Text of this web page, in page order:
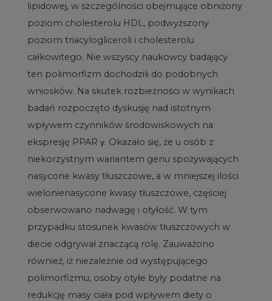
lipidowej, w szczególności obejmujące obniżony
poziom cholesterolu HDL, podwyższony
poziom triacylogliceroli i cholesterolu
całkowitego. Nie wszyscy naukowcy badający
ten polimorfizm dochodzili do podobnych
wniosków. Na skutek rozbieżności w wynikach
badań rozpoczęto dyskusję nad istotnym
wpływem czynników środowiskowych na
ekspresję PPAR γ. Okazało się, że u osób z
niekorzystnym wariantem genu spożywających
nasycone kwasy tłuszczowe, a w mniejszej ilości
wielonienasycone kwasy tłuszczowe, częściej
obserwowano nadwagę i otyłość. W tym
przypadku stosunek kwasów tłuszczowych w
diecie odgrywał znaczącą rolę. Zauważono
również, iż niezależnie od występującego
polimorfizmu, osoby otyłe były podatne na
redukcję masy ciała pod wpływem diety o